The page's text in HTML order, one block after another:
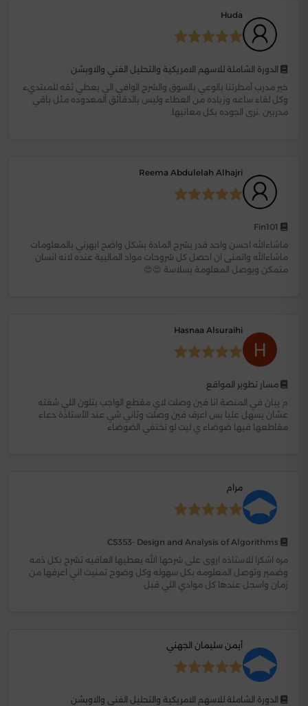
Huda
الدورة الشاملة للاسهم الامريكية والتحليل الفني والاوبشن
خير مدرب أمطرتنا بالوعي بالسوق والشرح الوافي الي يعطي ثقه للمبتديء
وكل لقاء ساعه وزياده من العطاء وليس بالدقائق المعدوده مثل باقي
مدربين .نرى الجوده بكل معانيها.
Reema Abdulelah Alhajri
ماشاءالله احسن واحد قدر يشرح المادة بشكل واضح ابهرني بالمعلومات
ماشاءالله واتمنى ان احصل كل شروحات مواد الماليية عنده لانه انسان
متمكن ويوصل المعلومة بسلاسة 😍😍
Hasnaa Alsuraihi
مسار تطوير المواقع
م يبان في المنصة انا فين وصلت لاي مقطع الواجب يتلون اللي شفته
عشان يسهل عليا بس اعرف فين وصلت وثاني شي عند الأستاذة دعاء
مقاطعها فيها ضوضاء ي ليت لو تختفي الضوضاء
مرام
مره اشكرا للاستاذه اروى على شرحها الله يعطيها العافيه تشرح بكل ذمه
وضمير وتوصل المعلومه بكل سهوله وكل وضوح تمنيت اني اعرفها من
زمان واسجل عندها كل موادي اللي قبل
أيمن سليمان الجهني
الدورة الشاملة للاسهم الامريكية والتحليل الفني والاوبشن